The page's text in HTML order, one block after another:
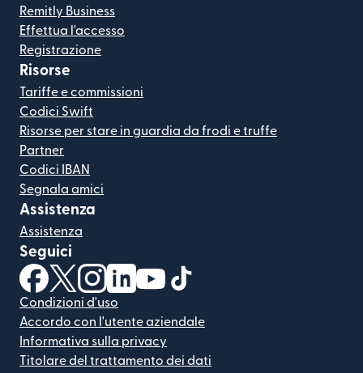
Remitly Business
Effettua l'accesso
Registrazione
Risorse
Tariffe e commissioni
Codici Swift
Risorse per stare in guardia da frodi e truffe
Partner
Codici IBAN
Segnala amici
Assistenza
Assistenza
Seguici
(si apre in una nuova finestra)
(si apre in una nuova finestra)
(si apre in una nuova finestra)
(si apre in una nuova finestra)
(si apre in una nuova finestra)
Condizioni d'uso
Accordo con l'utente aziendale
Informativa sulla privacy
Titolare del trattamento dei dati